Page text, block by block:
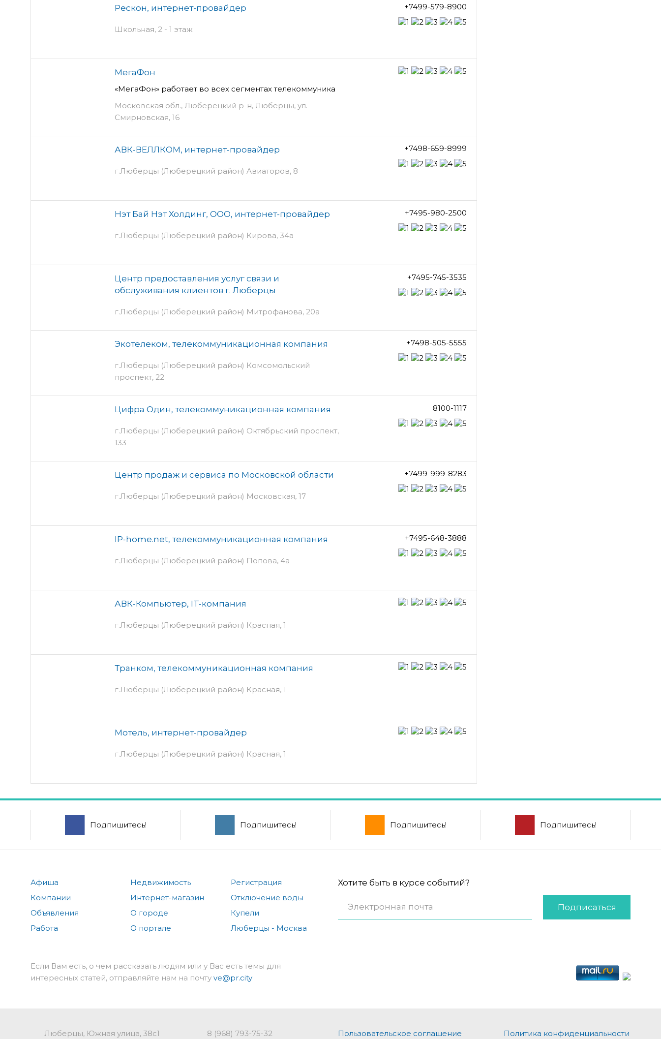
Рескон, интернет-провайдер
Школьная, 2 - 1 этаж
+7499-579-8900
МегаФон
«МегаФон» работает во всех сегментах телекоммуника
Московская обл., Люберецкий р-н, Люберцы, ул.
Смирновская, 16
АВК-ВЕЛЛКОМ, интернет-провайдер
г.Люберцы (Люберецкий район) Авиаторов, 8
+7498-659-8999
Нэт Бай Нэт Холдинг, ООО, интернет-провайдер
г.Люберцы (Люберецкий район) Кирова, 34а
+7495-980-2500
Центр предоставления услуг связи и
обслуживания клиентов г. Люберцы
г.Люберцы (Люберецкий район) Митрофанова, 20а
+7495-745-3535
Экотелеком, телекоммуникационная компания
г.Люберцы (Люберецкий район) Комсомольский
проспект, 22
+7498-505-5555
Цифра Один, телекоммуникационная компания
г.Люберцы (Люберецкий район) Октябрьский проспект,
133
8100-1117
Центр продаж и сервиса по Московской области
г.Люберцы (Люберецкий район) Московская, 17
+7499-999-8283
IP-home.net, телекоммуникационная компания
г.Люберцы (Люберецкий район) Попова, 4а
+7495-648-3888
АВК-Компьютер, IT-компания
г.Люберцы (Люберецкий район) Красная, 1
Транком, телекоммуникационная компания
г.Люберцы (Люберецкий район) Красная, 1
Мотель, интернет-провайдер
г.Люберцы (Люберецкий район) Красная, 1
Подпишитесь! Подпишитесь! Подпишитесь! Подпишитесь!
Афиша
Компании
Объявления
Работа
Недвижимость
Интернет-магазин
О городе
О портале
Регистрация
Отключение воды
Купели
Люберцы - Москва
Хотите быть в курсе событий?
Подписаться
Если Вам есть, о чем рассказать людям или у Вас есть темы для
интересных статей, отправляйте нам на почту ve@pr.city
Люберцы, Южная улица, 38с1 8 (968) 793-75-32 Пользовательское соглашение Политика конфиденциальности